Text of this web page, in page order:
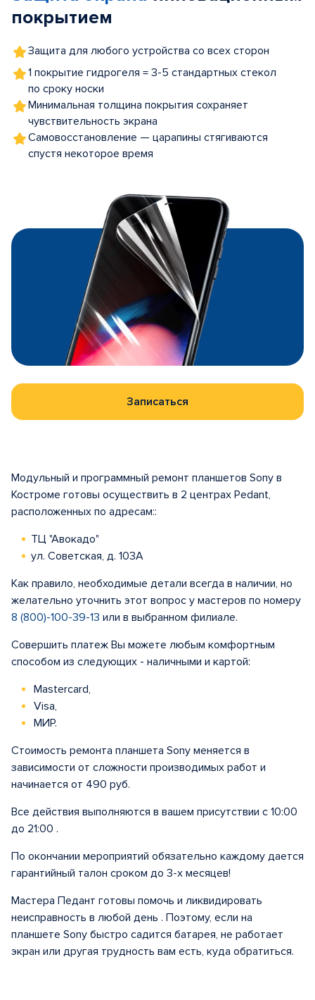
покрытием
Защита для любого устройства со всех сторон
1 покрытие гидрогеля = 3-5 стандартных стекол
по сроку носки
Минимальная толщина покрытия сохраняет
чувствительность экрана
Самовосстановление — царапины стягиваются
спустя некоторое время
Записаться
Модульный и программный ремонт планшетов Sony в
Костроме готовы осуществить в 2 центрах Pedant,
расположенных по адресам::
ТЦ "Авокадо"
ул. Советская, д. 103А
Как правило, необходимые детали всегда в наличии, но
желательно уточнить этот вопрос у мастеров по номеру
8 (800)-100-39-13 или в выбранном филиале.
Совершить платеж Вы можете любым комфортным
способом из следующих - наличными и картой:
Mastercard,
Visa,
МИР.
Стоимость ремонта планшета Sony меняется в
зависимости от сложности производимых работ и
начинается от 490 руб.
Все действия выполняются в вашем присутствии с 10:00
до 21:00 .
По окончании мероприятий обязательно каждому дается
гарантийный талон сроком до 3-х месяцев!
Мастера Педант готовы помочь и ликвидировать
неисправность в любой день . Поэтому, если на
планшете Sony быстро садится батарея, не работает
экран или другая трудность вам есть, куда обратиться.